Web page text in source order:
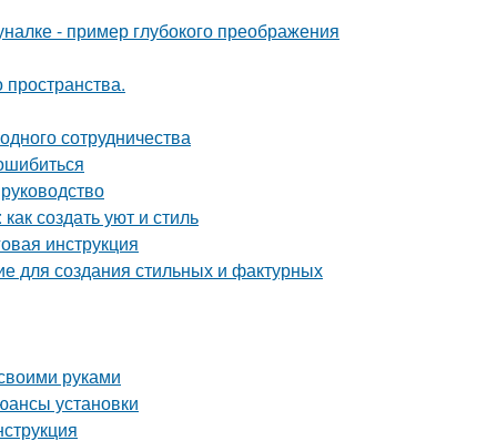
- пример глубокого преображения
сотрудничества
создать уют и стиль
инструкция
для создания стильных и фактурных
руками
установки